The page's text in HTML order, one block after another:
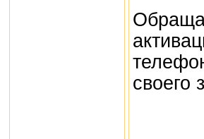
своего